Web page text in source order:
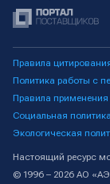
Правила
Политика работы с
Правила применения
Социальная политика
Экологическая
Настоящий ресурс
© 1996 – 2026 АО